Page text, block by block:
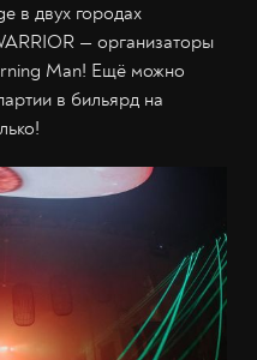
в двух городах
— организаторы
Man! Ещё можно
в бильярд на